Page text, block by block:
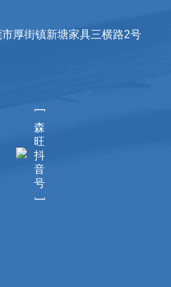
厚街镇新塘家具三横路2号
[
森
旺
抖
音
号
]